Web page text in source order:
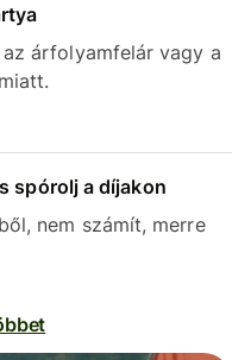
árfolyamfelár vagy a
spórolj a díjakon
nem számít, merre